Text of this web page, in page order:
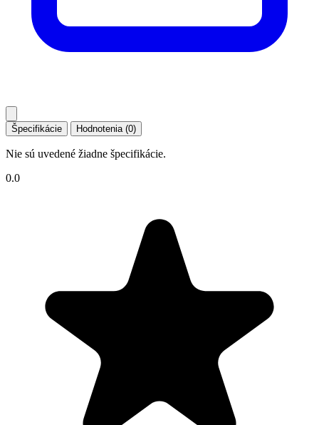
Špecifikácie Hodnotenia (0)
Nie sú uvedené žiadne špecifikácie.
0.0